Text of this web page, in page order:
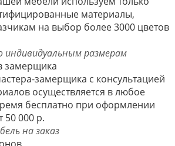
материалы,
на выбор более 3000 цветов
замерщика
замерщика с консультацией
осуществляется в любое
бесплатно при оформлении
50 000 р.